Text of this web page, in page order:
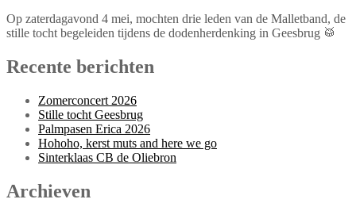
Op zaterdagavond 4 mei, mochten drie leden van de Malletband, de
stille tocht begeleiden tijdens de dodenherdenking in Geesbrug 🥁
Recente berichten
Zomerconcert 2026
Stille tocht Geesbrug
Palmpasen Erica 2026
Hohoho, kerst muts and here we go
Sinterklaas CB de Oliebron
Archieven